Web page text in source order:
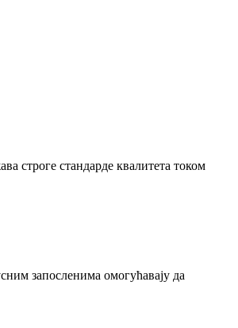
строге стандарде квалитета током
запосленима омогућавају да